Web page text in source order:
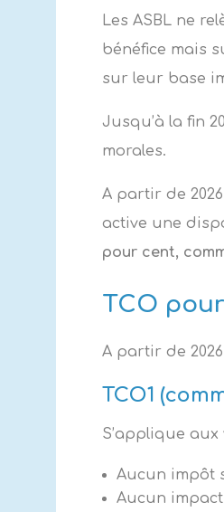
Les ASBL ne
bénéfice mais
sur leur base
Jusqu’à la fin
morales.
A partir de
active une
pour cent,
TCO
A partir de
TCO1
S’applique
Aucun impôt
Aucun